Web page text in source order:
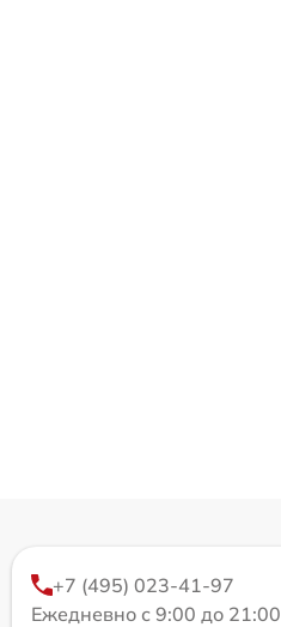
+7 (495) 023-41-97
Ежедневно с 9:00 до 21:00